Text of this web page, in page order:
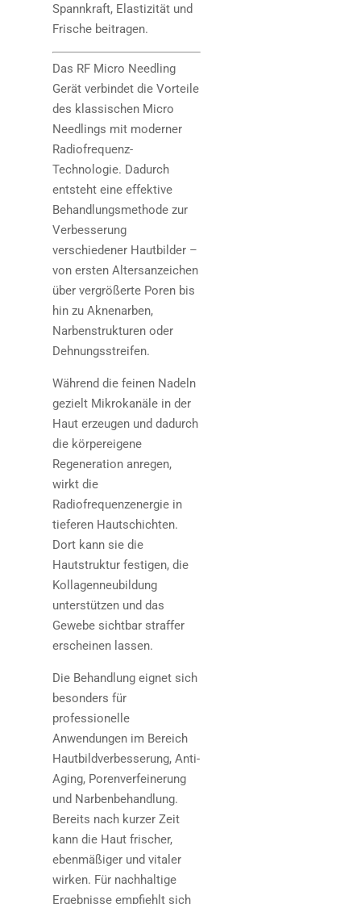
Spannkraft, Elastizität und
Frische beitragen.
Das RF Micro Needling
Gerät verbindet die Vorteile
des klassischen Micro
Needlings mit moderner
Radiofrequenz-
Technologie. Dadurch
entsteht eine effektive
Behandlungsmethode zur
Verbesserung
verschiedener Hautbilder –
von ersten Altersanzeichen
über vergrößerte Poren bis
hin zu Aknenarben,
Narbenstrukturen oder
Dehnungsstreifen.
Während die feinen Nadeln
gezielt Mikrokanäle in der
Haut erzeugen und dadurch
die körpereigene
Regeneration anregen,
wirkt die
Radiofrequenzenergie in
tieferen Hautschichten.
Dort kann sie die
Hautstruktur festigen, die
Kollagenneubildung
unterstützen und das
Gewebe sichtbar straffer
erscheinen lassen.
Die Behandlung eignet sich
besonders für
professionelle
Anwendungen im Bereich
Hautbildverbesserung, Anti-
Aging, Porenverfeinerung
und Narbenbehandlung.
Bereits nach kurzer Zeit
kann die Haut frischer,
ebenmäßiger und vitaler
wirken. Für nachhaltige
Ergebnisse empfiehlt sich